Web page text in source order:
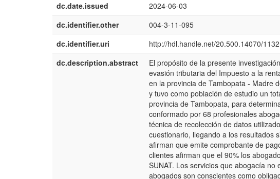
dc.date.issued
2024-06-03
dc.identifier.other
004-3-11-095
dc.identifier.uri
http://hdl.handle.net/20.500.14070/1132
dc.description.abstract
El propósito de la presente
evasión tributaria del Impuesto a la
en la provincia de Tambopata - Madre
y tuvo como población de estudio un
provincia de Tambopata, para
conformado por 68 profesionales
técnica de recolección de datos
cuestionario, llegando a los resultados
afirman que emite comprobante de
clientes afirman que el 90% los
SUNAT. Los servicios que abogacía
abogados son conscientes como